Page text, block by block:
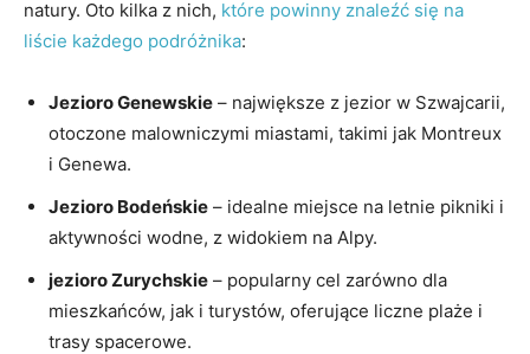
natury. Oto kilka z nich, które powinny znaleźć się na
liście każdego podróżnika:
Jezioro Genewskie – największe z jezior w Szwajcarii,
otoczone malowniczymi miastami, takimi jak Montreux
i Genewa.
Jezioro Bodeńskie – idealne miejsce na letnie pikniki i
aktywności wodne, z widokiem na Alpy.
jezioro Zurychskie – popularny cel zarówno dla
mieszkańców, jak i turystów, oferujące liczne plaże i
trasy spacerowe.